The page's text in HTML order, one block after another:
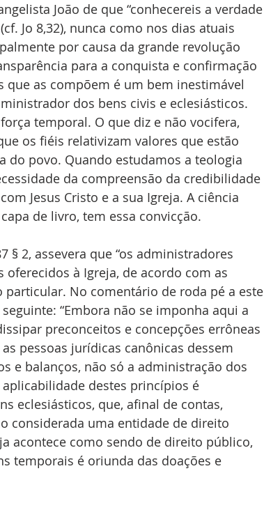
João de que “conhecereis a verdade
Jo 8,32), nunca como nos dias atuais
por causa da grande revolução
para a conquista e confirmação
as compõem é um bem inestimável
dos bens civis e eclesiásticos.
temporal. O que diz e não vocifera,
os fiéis relativizam valores que estão
do povo. Quando estudamos a teologia
da compreensão da credibilidade
Jesus Cristo e a sua Igreja. A ciência
de livro, tem essa convicção.
§ 2, assevera que “os administradores
à Igreja, de acordo com as
No comentário de roda pé a este
“Embora não se imponha aqui a
preconceitos e concepções errôneas
pessoas jurídicas canônicas dessem
e balanços, não só a administração dos
destes princípios é
eclesiásticos, que, afinal de contas,
considerada uma entidade de direito
acontece como sendo de direito público,
temporais é oriunda das doações e